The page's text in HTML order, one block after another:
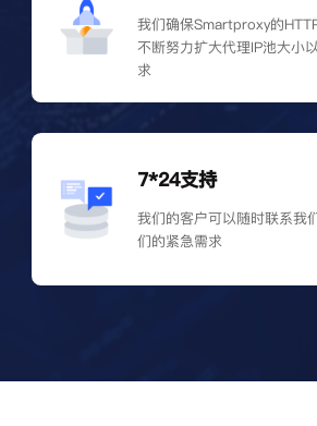
我们确保Smartproxy的
不断努力扩大代理IP池大小
求
7*24支持
我们的客户可以随时联系我
们的紧急需求